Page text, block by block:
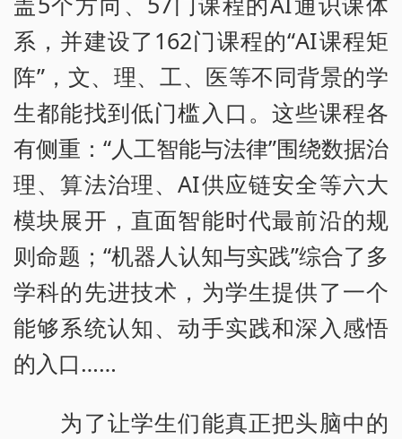
系，并建设了162门课程的“AI课程矩
阵”，文、理、工、医等不同背景的学
生都能找到低门槛入口。这些课程各
有侧重：“人工智能与法律”围绕数据治
理、算法治理、AI供应链安全等六大
模块展开，直面智能时代最前沿的规
则命题；“机器人认知与实践”综合了多
学科的先进技术，为学生提供了一个
能够系统认知、动手实践和深入感悟
的入口……
为了让学生们能真正把头脑中的